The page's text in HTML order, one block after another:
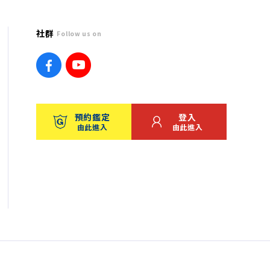
社群 Follow us on
預約鑑定
由此進入
登入
由此進入